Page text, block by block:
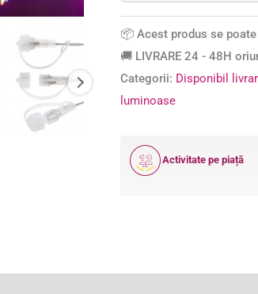
📦 Acest produs se
🚚 LIVRARE 24 - 48H
Categorii: Disponibil
luminoase
12
ANI
Activitate pe piață